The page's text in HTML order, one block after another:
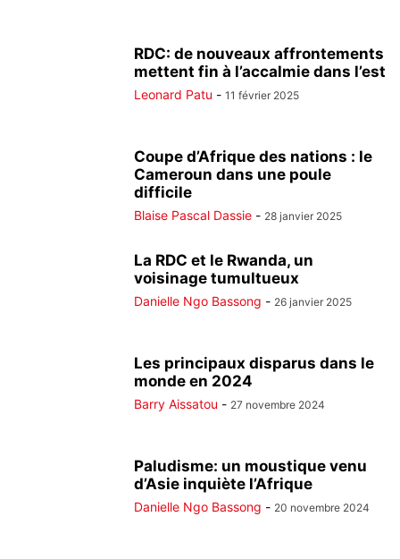
RDC: de nouveaux affrontements
mettent fin à l’accalmie dans l’est
Leonard Patu - 11 février 2025
Coupe d’Afrique des nations : le
Cameroun dans une poule
difficile
Blaise Pascal Dassie - 28 janvier 2025
La RDC et le Rwanda, un
voisinage tumultueux
Danielle Ngo Bassong - 26 janvier 2025
Les principaux disparus dans le
monde en 2024
Barry Aissatou - 27 novembre 2024
Paludisme: un moustique venu
d’Asie inquiète l’Afrique
Danielle Ngo Bassong - 20 novembre 2024